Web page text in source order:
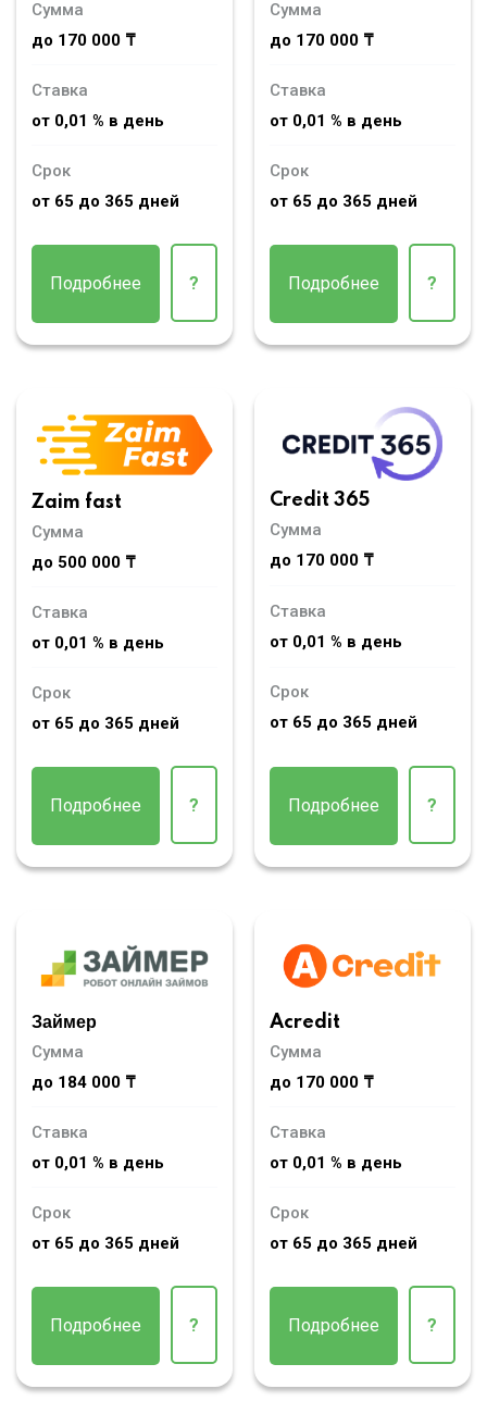
Сумма
до 170 000 ₸
Ставка
от 0,01 % в день
Срок
от 65 до 365 дней
Подробнее ?
Сумма
до 170 000 ₸
Ставка
от 0,01 % в день
Срок
от 65 до 365 дней
Подробнее ?
Zaim fast
Сумма
до 500 000 ₸
Ставка
от 0,01 % в день
Срок
от 65 до 365 дней
Подробнее ?
Credit 365
Сумма
до 170 000 ₸
Ставка
от 0,01 % в день
Срок
от 65 до 365 дней
Подробнее ?
Займер
Сумма
до 184 000 ₸
Ставка
от 0,01 % в день
Срок
от 65 до 365 дней
Подробнее ?
Acredit
Сумма
до 170 000 ₸
Ставка
от 0,01 % в день
Срок
от 65 до 365 дней
Подробнее ?